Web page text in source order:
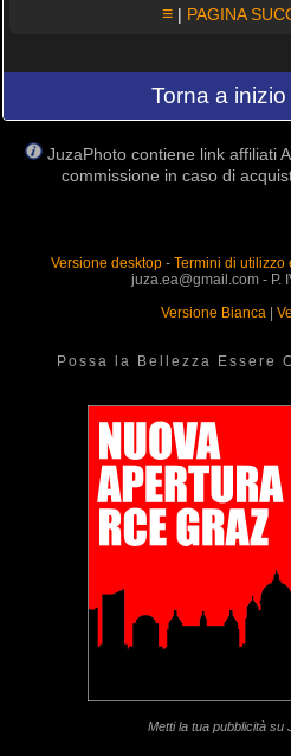
≡ | PAGINA
Torna a
JuzaPhoto contiene link affiliati
commissione in caso di
Versione desktop- Termini di utilizzo
juza.ea@gmail.com - P.
Versione Bianca
Possa la Bellezza Essere
Metti la tua pubblicità su